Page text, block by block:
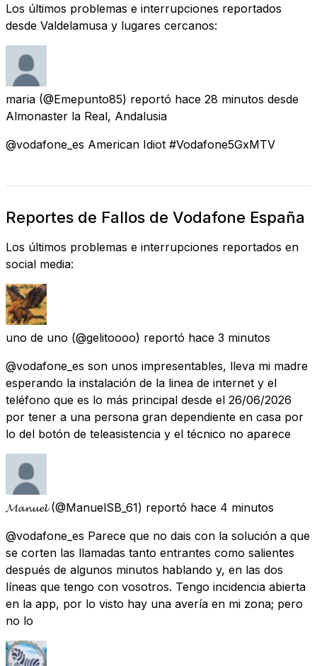
Los últimos problemas e interrupciones reportados
desde Valdelamusa y lugares cercanos:
maria (@Emepunto85) reportó hace 28 minutos desde
Almonaster la Real, Andalusia
@vodafone_es American Idiot #Vodafone5GxMTV
Reportes de Fallos de Vodafone España
Los últimos problemas e interrupciones reportados en
social media:
uno de uno (@gelitoooo) reportó hace 3 minutos
@vodafone_es son unos impresentables, lleva mi madre
esperando la instalación de la linea de internet y el
teléfono que es lo más principal desde el 26/06/2026
por tener a una persona gran dependiente en casa por
lo del botón de teleasistencia y el técnico no aparece
𝓜𝓪𝓷𝓾𝓮𝓵 (@ManuelSB_61) reportó hace 4 minutos
@vodafone_es Parece que no dais con la solución a que
se corten las llamadas tanto entrantes como salientes
después de algunos minutos hablando y, en las dos
líneas que tengo con vosotros. Tengo incidencia abierta
en la app, por lo visto hay una avería en mi zona; pero
no lo